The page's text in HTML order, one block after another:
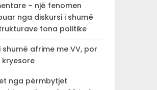
– një fenomen
nga diskursi i shumë
tona politike
shumë afrime me VV, por
nga përmbytjet